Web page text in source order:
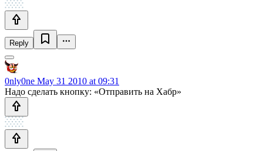
Reply
0nly0ne May 31 2010 at 09:31
Надо сделать кнопку: «Отправить на Хабр»